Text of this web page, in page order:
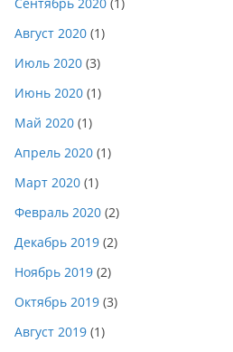
Август 2020 (1)
Июль 2020 (3)
Июнь 2020 (1)
Май 2020 (1)
Апрель 2020 (1)
Март 2020 (1)
Февраль 2020 (2)
Декабрь 2019 (2)
Ноябрь 2019 (2)
Октябрь 2019 (3)
Август 2019 (1)